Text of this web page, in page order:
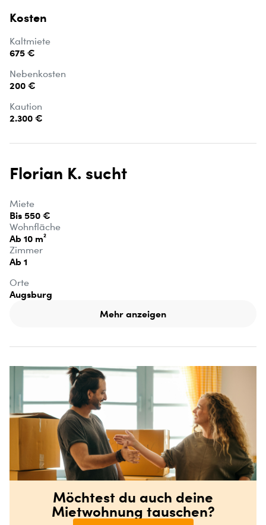
Kosten
Kaltmiete
675 €
Nebenkosten
200 €
Kaution
2.300 €
Florian K. sucht
Miete
Bis 550 €
Wohnfläche
Ab 10 m²
Zimmer
Ab 1
Orte
Augsburg
Mehr anzeigen
Möchtest du auch deine
Mietwohnung tauschen?